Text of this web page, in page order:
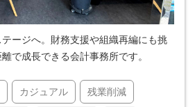
ージへ。財務支援や組織再編にも挑
で成長できる会計事務所です。
カジュアル 残業削減